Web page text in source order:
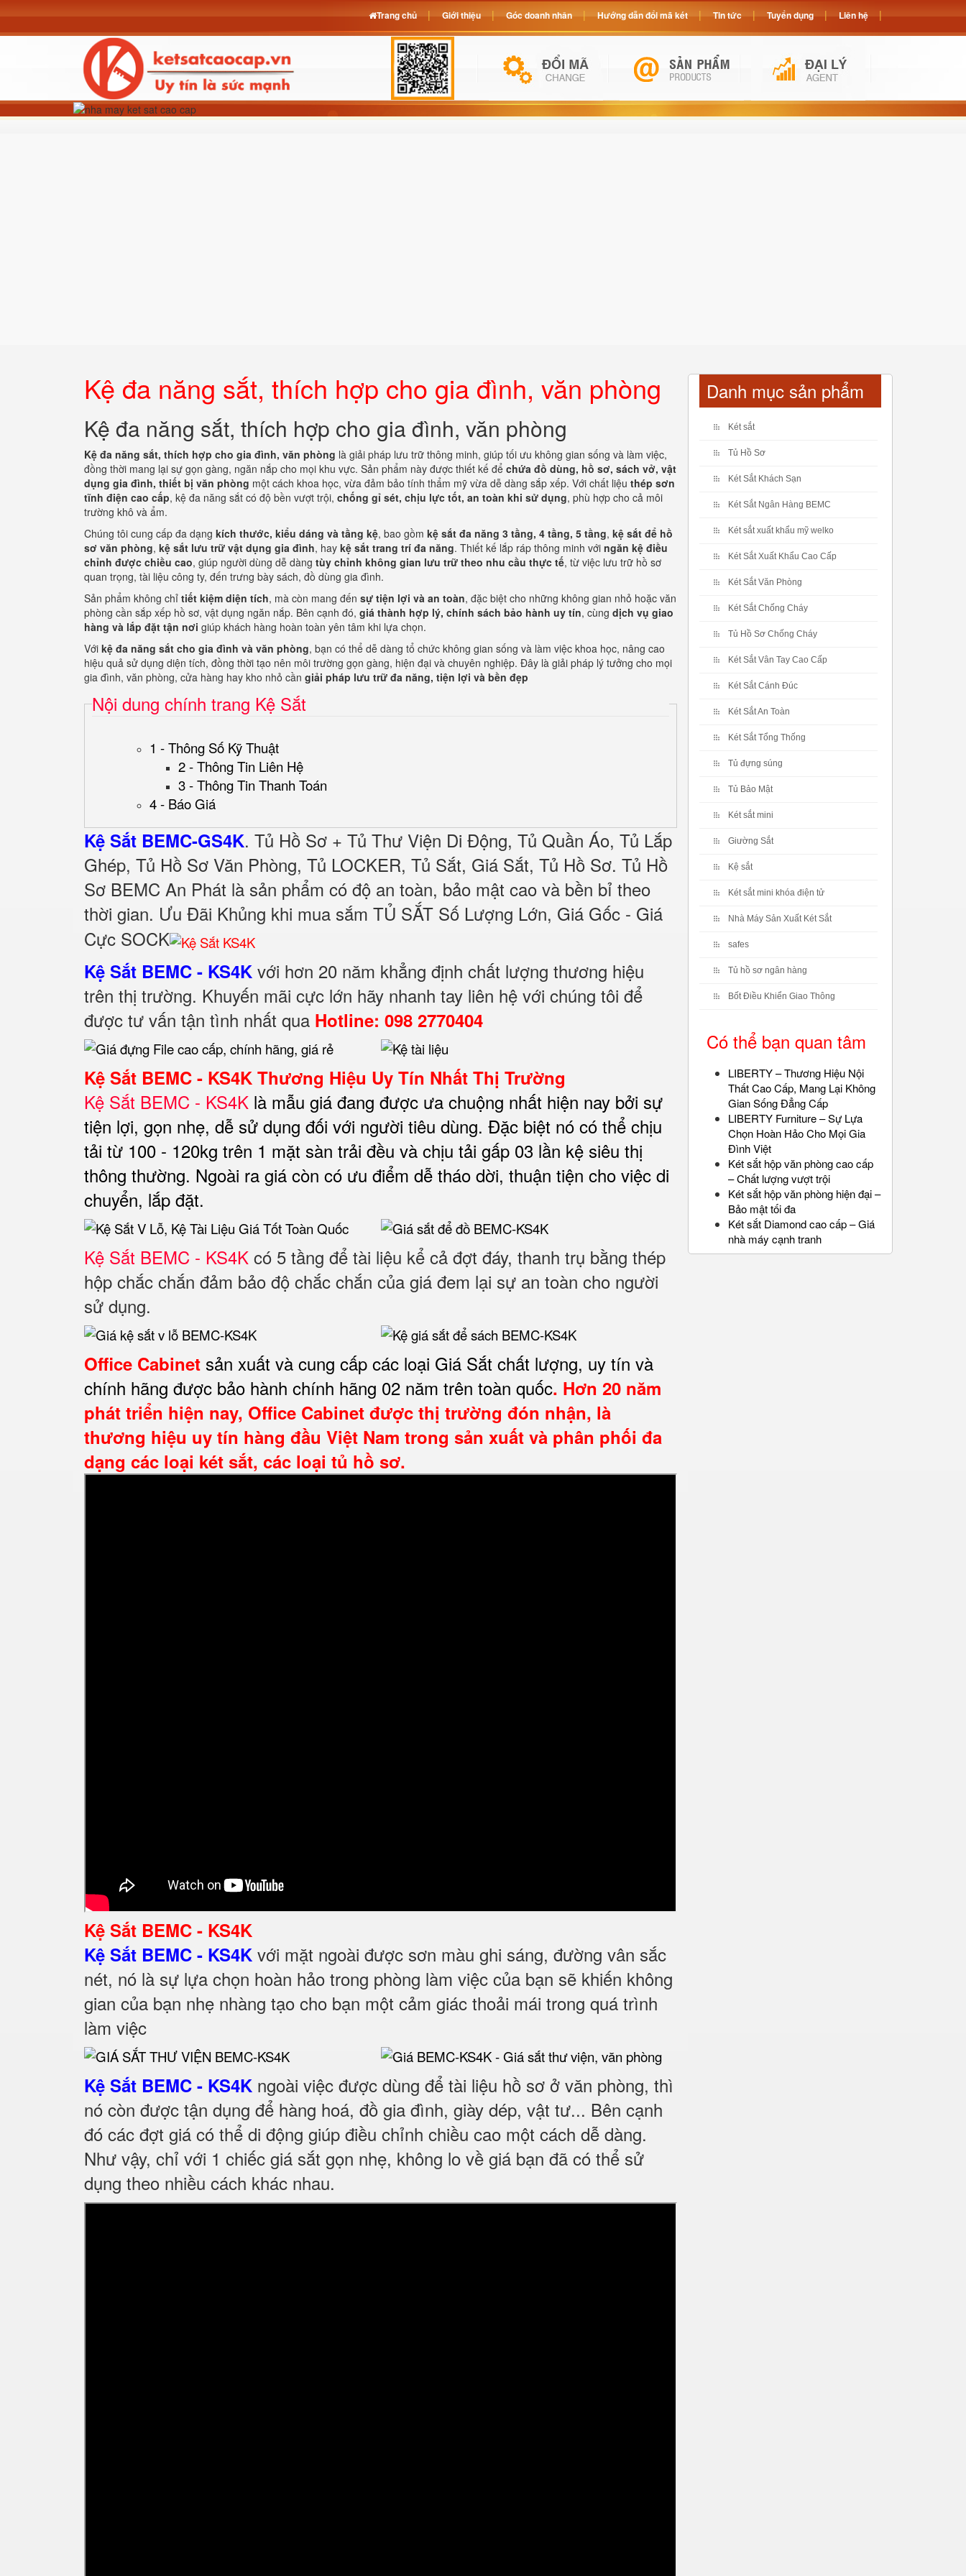
Kệ đa năng sắt, thích hợp cho gia đình, văn phòng
Kệ đa năng sắt, thích hợp cho gia đình, văn phòng
Kệ đa năng sắt, thích hợp cho gia đình, văn phòng là giải pháp lưu trữ thông minh, giúp tối ưu không gian sống và làm việc,
đồng thời mang lại sự gọn gàng, ngăn nắp cho mọi khu vực. Sản phẩm này được thiết kế để chứa đồ dùng, hồ sơ, sách vở, vật
dụng gia đình, thiết bị văn phòng một cách khoa học, vừa đảm bảo tính thẩm mỹ vừa dễ dàng sắp xếp. Với chất liệu thép sơn
tĩnh điện cao cấp, kệ đa năng sắt có độ bền vượt trội, chống gỉ sét, chịu lực tốt, an toàn khi sử dụng, phù hợp cho cả môi
trường khô và ẩm.
Chúng tôi cung cấp đa dạng kích thước, kiểu dáng và tầng kệ, bao gồm kệ sắt đa năng 3 tầng, 4 tầng, 5 tầng, kệ sắt để hồ
sơ văn phòng, kệ sắt lưu trữ vật dụng gia đình, hay kệ sắt trang trí đa năng. Thiết kế lắp ráp thông minh với ngăn kệ điều
chỉnh được chiều cao, giúp người dùng dễ dàng tùy chỉnh không gian lưu trữ theo nhu cầu thực tế, từ việc lưu trữ hồ sơ
quan trọng, tài liệu công ty, đến trưng bày sách, đồ dùng gia đình.
Sản phẩm không chỉ tiết kiệm diện tích, mà còn mang đến sự tiện lợi và an toàn, đặc biệt cho những không gian nhỏ hoặc văn
phòng cần sắp xếp hồ sơ, vật dụng ngăn nắp. Bên cạnh đó, giá thành hợp lý, chính sách bảo hành uy tín, cùng dịch vụ giao
hàng và lắp đặt tận nơi giúp khách hàng hoàn toàn yên tâm khi lựa chọn.
Với kệ đa năng sắt cho gia đình và văn phòng, bạn có thể dễ dàng tổ chức không gian sống và làm việc khoa học, nâng cao
hiệu quả sử dụng diện tích, đồng thời tạo nên môi trường gọn gàng, hiện đại và chuyên nghiệp. Đây là giải pháp lý tưởng cho mọi
gia đình, văn phòng, cửa hàng hay kho nhỏ cần giải pháp lưu trữ đa năng, tiện lợi và bền đẹp
Nội dung chính trang Kệ Sắt
1 - Thông Số Kỹ Thuật
2 - Thông Tin Liên Hệ
3 - Thông Tin Thanh Toán
4 - Báo Giá
Kệ Sắt BEMC-GS4K. Tủ Hồ Sơ + Tủ Thư Viện Di Động, Tủ Quần Áo, Tủ Lắp
Ghép, Tủ Hồ Sơ Văn Phòng, Tủ LOCKER, Tủ Sắt, Giá Sắt, Tủ Hồ Sơ. Tủ Hồ
Sơ BEMC An Phát là sản phẩm có độ an toàn, bảo mật cao và bền bỉ theo
thời gian. Ưu Đãi Khủng khi mua sắm TỦ SẮT Số Lượng Lớn, Giá Gốc - Giá
Cực SOCK
Kệ Sắt BEMC - KS4K với hơn 20 năm khẳng định chất lượng thương hiệu
trên thị trường. Khuyến mãi cực lớn hãy nhanh tay liên hệ với chúng tôi để
được tư vấn tận tình nhất qua Hotline: 098 2770404
Kệ Sắt BEMC - KS4K Thương Hiệu Uy Tín Nhất Thị Trường
Kệ Sắt BEMC - KS4K là mẫu giá đang được ưa chuộng nhất hiện nay bởi sự
tiện lợi, gọn nhẹ, dễ sử dụng đối với người tiêu dùng. Đặc biệt nó có thể chịu
tải từ 100 - 120kg trên 1 mặt sàn trải đều và chịu tải gấp 03 lần kệ siêu thị
thông thường. Ngoài ra giá còn có ưu điểm dễ tháo dời, thuận tiện cho việc di
chuyển, lắp đặt.
Kệ Sắt BEMC - KS4K có 5 tầng để tài liệu kể cả đợt đáy, thanh trụ bằng thép
hộp chắc chắn đảm bảo độ chắc chắn của giá đem lại sự an toàn cho người
sử dụng.
Office Cabinet sản xuất và cung cấp các loại Giá Sắt chất lượng, uy tín và
chính hãng được bảo hành chính hãng 02 năm trên toàn quốc. Hơn 20 năm
phát triển hiện nay, Office Cabinet được thị trường đón nhận, là
thương hiệu uy tín hàng đầu Việt Nam trong sản xuất và phân phối đa
dạng các loại két sắt, các loại tủ hồ sơ.
Kệ Sắt BEMC - KS4K
Kệ Sắt BEMC - KS4K với mặt ngoài được sơn màu ghi sáng, đường vân sắc
nét, nó là sự lựa chọn hoàn hảo trong phòng làm việc của bạn sẽ khiến không
gian của bạn nhẹ nhàng tạo cho bạn một cảm giác thoải mái trong quá trình
làm việc
Kệ Sắt BEMC - KS4K ngoài việc được dùng để tài liệu hồ sơ ở văn phòng, thì
nó còn được tận dụng để hàng hoá, đồ gia đình, giày dép, vật tư... Bên cạnh
đó các đợt giá có thể di động giúp điều chỉnh chiều cao một cách dễ dàng.
Như vậy, chỉ với 1 chiếc giá sắt gọn nhẹ, không lo về giá bạn đã có thể sử
dụng theo nhiều cách khác nhau.
Danh mục sản phẩm
Két sắt
Tủ Hồ Sơ
Két Sắt Khách Sạn
Két Sắt Ngân Hàng BEMC
Két sắt xuất khẩu mỹ welko
Két Sắt Xuất Khẩu Cao Cấp
Két Sắt Văn Phòng
Két Sắt Chống Cháy
Tủ Hồ Sơ Chống Cháy
Két Sắt Vân Tay Cao Cấp
Két Sắt Cánh Đúc
Két Sắt An Toàn
Két Sắt Tổng Thống
Tủ đựng súng
Tủ Bảo Mật
Két sắt mini
Giường Sắt
Kệ sắt
Két sắt mini khóa điện tử
Nhà Máy Sản Xuất Két Sắt
safes
Tủ hồ sơ ngân hàng
Bốt Điều Khiển Giao Thông
Có thể bạn quan tâm
LIBERTY – Thương Hiệu Nội
Thất Cao Cấp, Mang Lại Không
Gian Sống Đẳng Cấp
LIBERTY Furniture – Sự Lựa
Chọn Hoàn Hảo Cho Mọi Gia
Đình Việt
Két sắt hộp văn phòng cao cấp
– Chất lượng vượt trội
Két sắt hộp văn phòng hiện đại –
Bảo mật tối đa
Két sắt Diamond cao cấp – Giá
nhà máy cạnh tranh
Trang chủ Giới thiệu Góc doanh nhân Hướng dẫn đổi mã két Tin tức Tuyển dụng Liên hệ